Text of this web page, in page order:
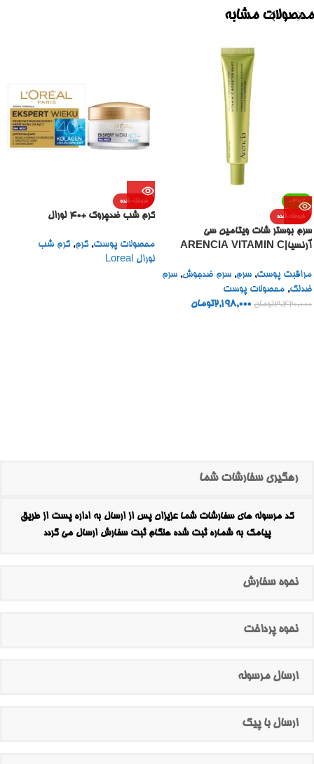
محصولات مشابه
-36%
فروخته شده
سرم بوستر شات ویتامین سی
آرنسیا|ARENCIA VITAMIN C
مراقبت پوست, سرم, سرم ضدجوش, سرم
ضدلک, محصولات پوست
3,420,000تومان 2,198,000تومان
فروخته شده
کرم شب ضدچروک +40 لورال
محصولات پوست, کرم, کرم شب
لورال Loreal
رهگیری سفارشات شما
کد مرسوله های سفارشات شما عزیزان پس از ارسال به اداره پست از طریق
پیامک به شماره ثبت شده هنگام ثبت سفارش ارسال می گردد
نحوه سفارش
نحوه پرداخت
ارسال مرسوله
ارسال با پیک